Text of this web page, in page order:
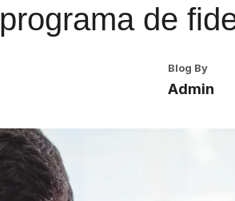
programa de
Blog By
Admin